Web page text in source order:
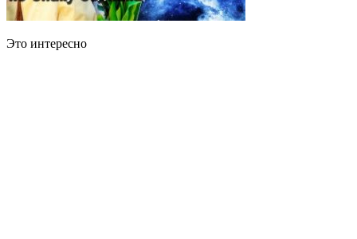
Это интересно